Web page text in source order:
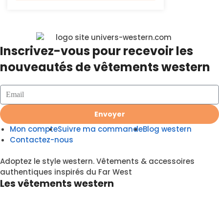
Inscrivez-vous pour recevoir les
nouveautés de vêtements western
Envoyer
Mon compteSuivre ma commandeBlog western
Contactez-nous
Adoptez le style western. Vêtements & accessoires
authentiques inspirés du Far West
Les vêtements western